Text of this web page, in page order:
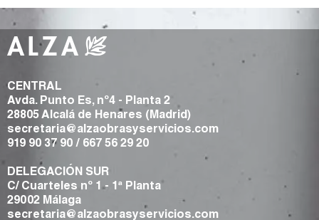
CENTRAL
Avda. Punto Es, nº4 - Planta 2
28805 Alcalá de Henares (Madrid)
secretaria@alzaobrasyservicios.com
919 90 37 90 / 667 56 29 20
DELEGACIÓN SUR
C/ Cuarteles nº 1 - 1ª Planta
29002 Málaga
secretaria@alzaobrasyservicios.com